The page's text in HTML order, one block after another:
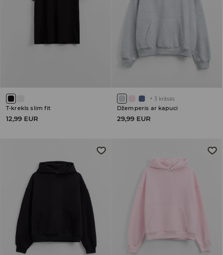
T-krekls slim fit
12,99 EUR
+ 3 krāsas
Džemperis ar kapuci
29,99 EUR